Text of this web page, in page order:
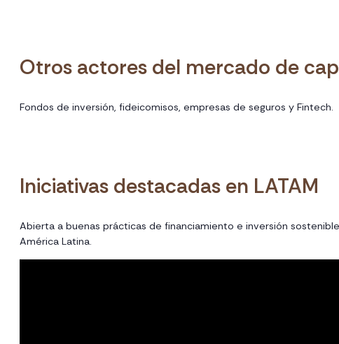
Otros actores del mercado de
Fondos de inversión, fideicomisos, empresas de seguros y Fintech.
Iniciativas destacadas en LATAM
Abierta a buenas prácticas de financiamiento e inversión
América Latina.